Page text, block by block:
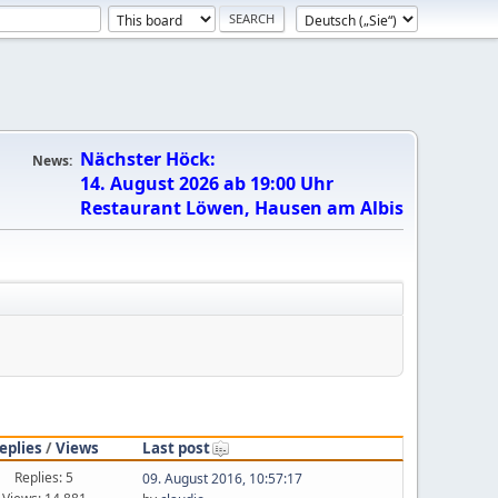
News: Nächster Höck:
14. August 2026 ab 19:00 Uhr
Restaurant Löwen, Hausen am Albis
/Views
Last post
Replies: 5
09. August 2016, 10:57:17